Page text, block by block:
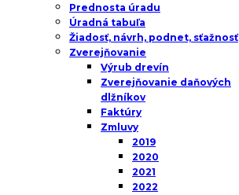
Prednosta úradu
Úradná tabuľa
Žiadosť, návrh, podnet, sťažnosť
Zverejňovanie
Výrub drevín
Zverejňovanie daňových
dlžníkov
Faktúry
Zmluvy
2019
2020
2021
2022